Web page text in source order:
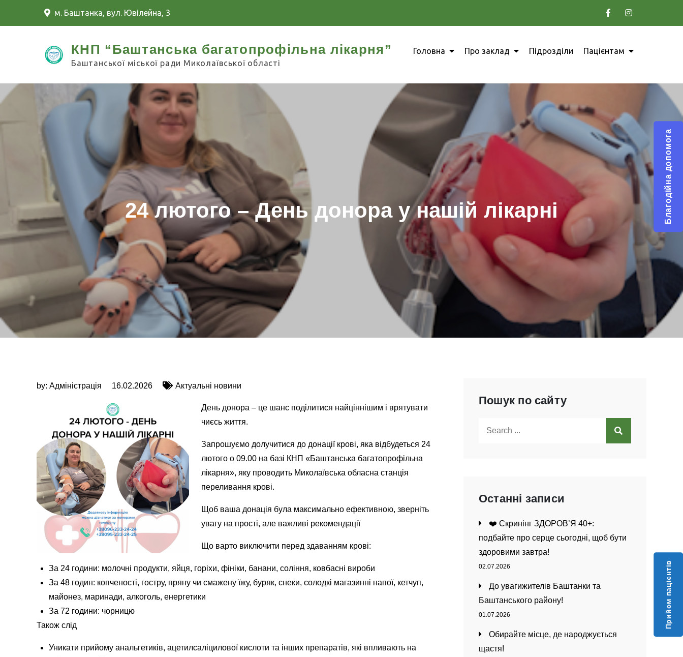
м. Баштанка, вул. Ювілейна, 3
КНП “Баштанська багатопрофільна лікарня”
Баштанської міської ради Миколаївської області
Головна Про заклад Підрозділи Пацієнтам
24 лютого – День донора у нашій лікарні
by: Адміністрація 16.02.2026 Актуальні новини
День донора – це шанс поділитися найціннішим і врятувати
чиєсь життя.
Запрошуємо долучитися до донації крові, яка відбудеться 24
лютого о 09.00 на базі КНП «Баштанська багатопрофільна
лікарня», яку проводить Миколаївська обласна станція
переливання крові.
Щоб ваша донація була максимально ефективною, зверніть
увагу на прості, але важливі рекомендації
Що варто виключити перед здаванням крові:
За 24 години: молочні продукти, яйця, горіхи, фініки, банани, соління, ковбасні вироби
За 48 годин: копченості, гостру, пряну чи смажену їжу, буряк, снеки, солодкі магазинні напої, кетчуп,
майонез, маринади, алкоголь, енергетики
За 72 години: чорницю
Також слід
Уникати прийому анальгетиків, ацетилсаліцилової кислоти та інших препаратів, які впливають на
Пошук по сайту
Останні записи
❤️ Скринінг ЗДОРОВ’Я 40+:
подбайте про серце сьогодні, щоб бути
здоровими завтра!
02.07.2026
До увагижителів Баштанки та
Баштанського району!
01.07.2026
Обирайте місце, де народжується
щастя!
Благодійна допомога
Прийом пацієнтів